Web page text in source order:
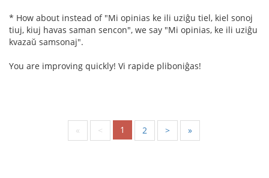
* How about instead of "Mi opinias ke ili uziĝu tiel, kiel sonoj
tiuj, kiuj havas saman sencon", we say "Mi opinias, ke ili uziĝu
kvazaŭ samsonaj".
You are improving quickly! Vi rapide pliboniĝas!
« < 1 2 > »